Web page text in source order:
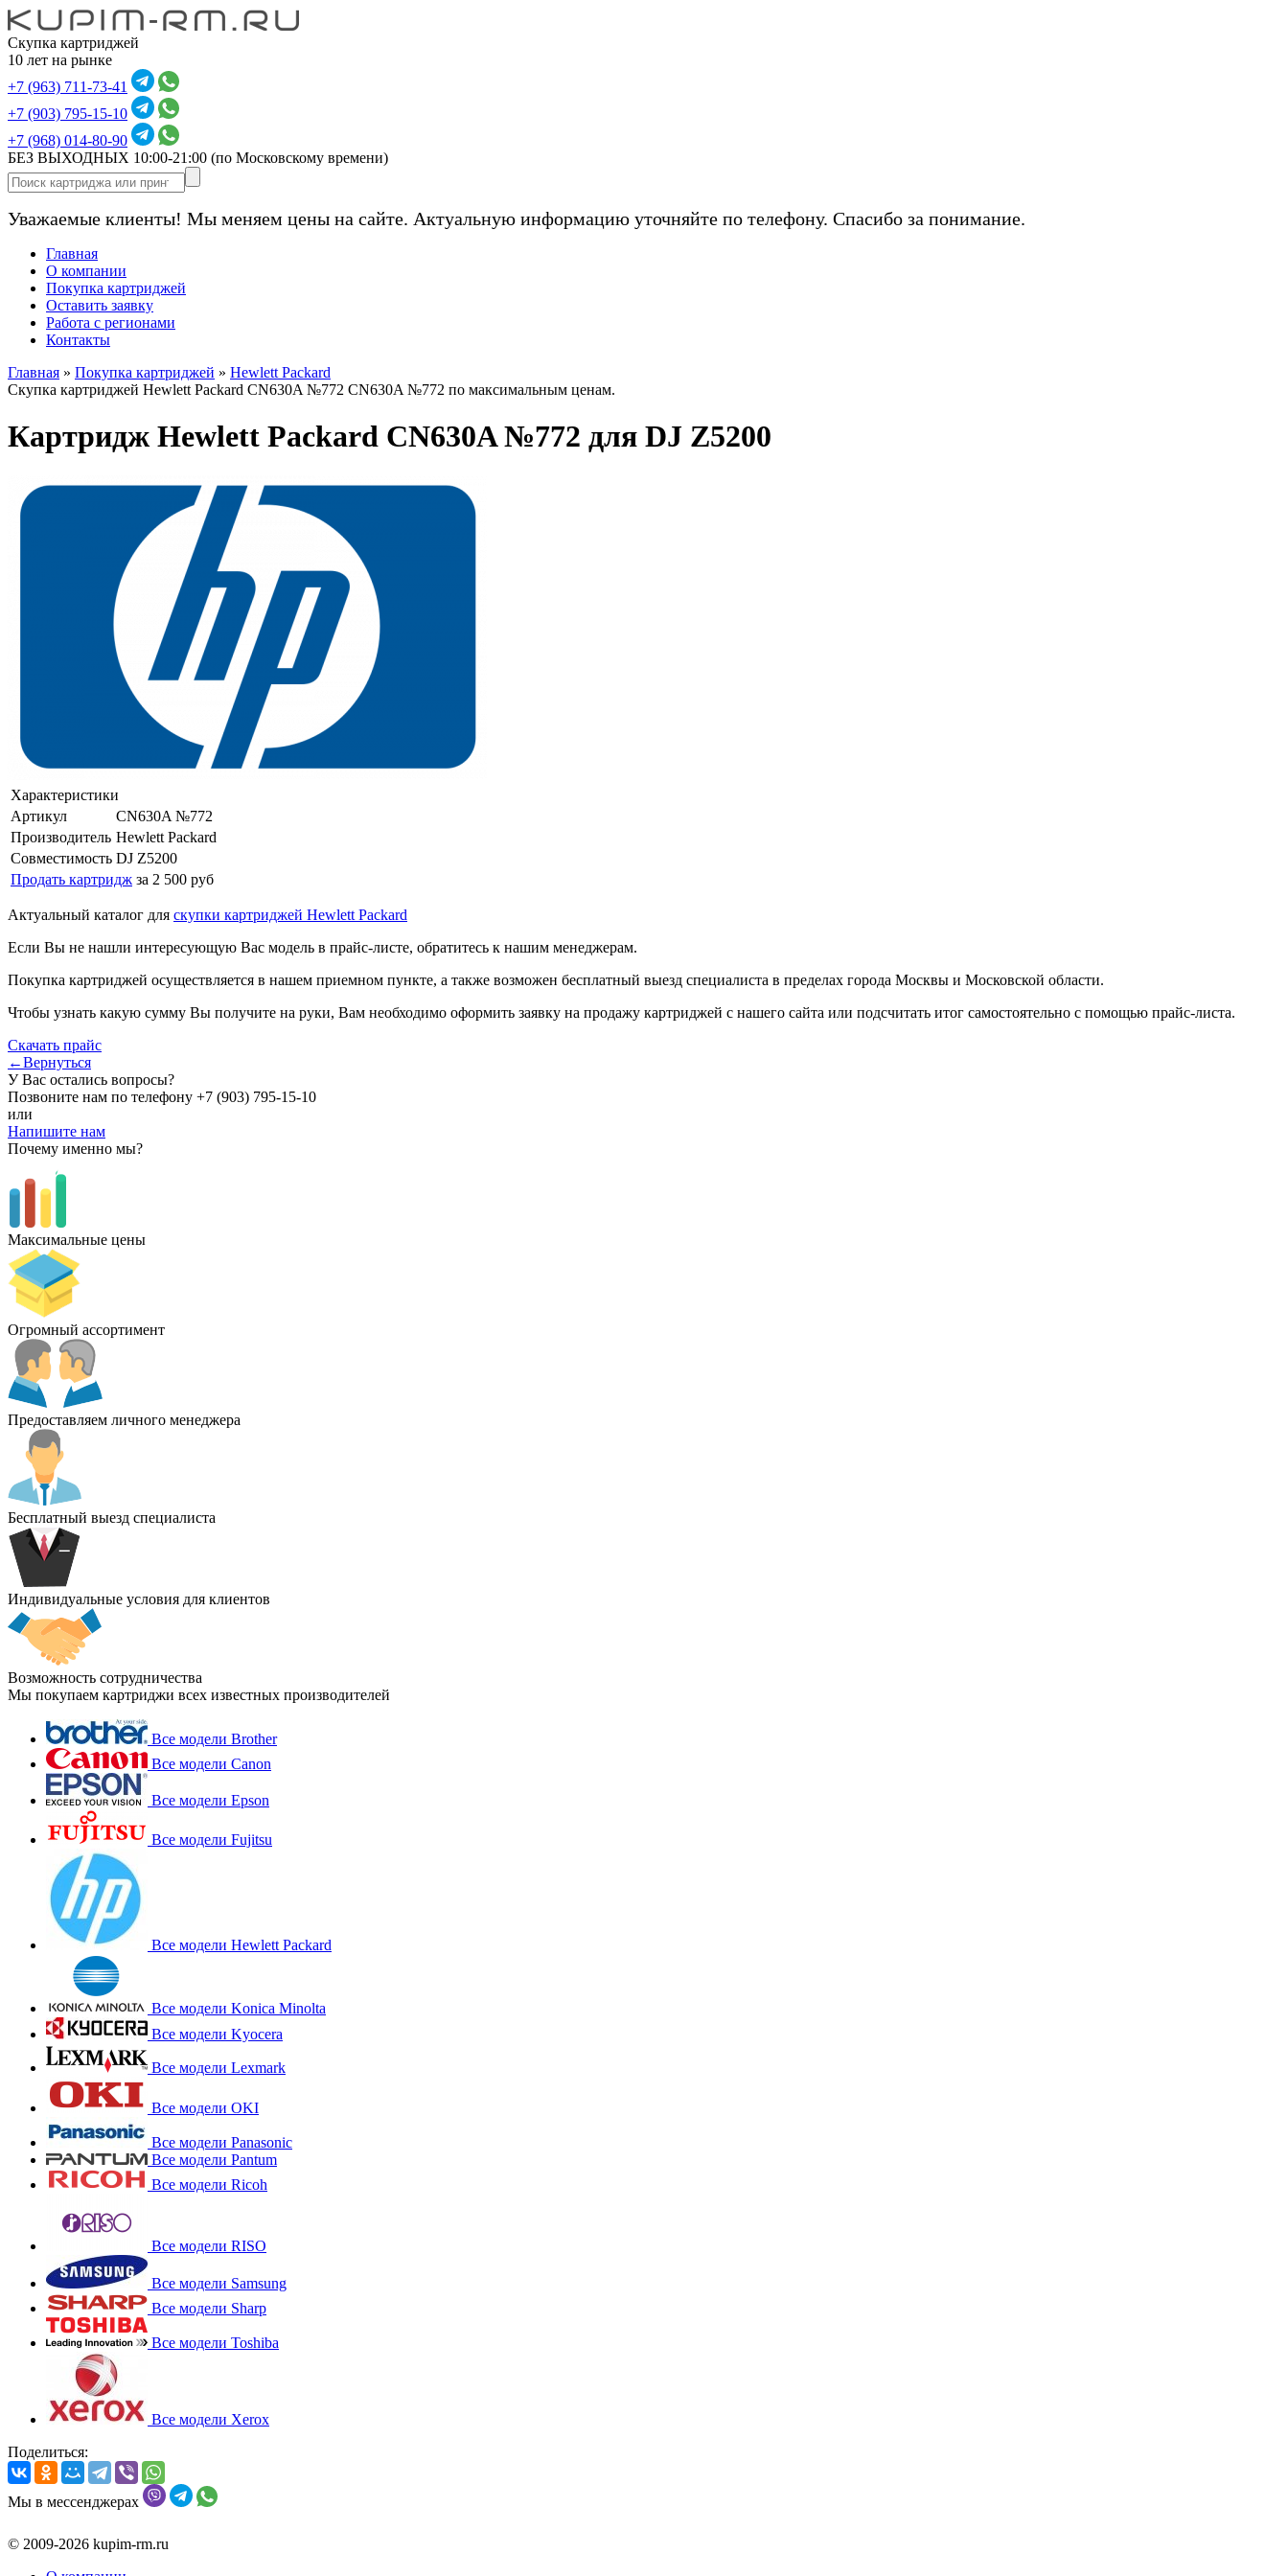
Скупка картриджей
10 лет на рынке
+7 (963) 711-73-41
+7 (903) 795-15-10
+7 (968) 014-80-90
БЕЗ ВЫХОДНЫХ 10:00-21:00 (по Московскому времени)
Уважаемые клиенты! Мы меняем цены на сайте. Актуальную информацию уточняйте по телефону. Спасибо за понимание.
Главная
О компании
Покупка картриджей
Оставить заявку
Работа с регионами
Контакты
Главная » Покупка картриджей » Hewlett Packard
Скупка картриджей Hewlett Packard CN630A №772 CN630A №772 по максимальным ценам.
Картридж Hewlett Packard CN630A №772 для DJ Z5200
Характеристики
Артикул
CN630A №772
Производитель Hewlett Packard
Совместимость DJ Z5200
Продать картридж за 2 500 руб
Актуальный каталог для скупки картриджей Hewlett Packard
Если Вы не нашли интересующую Вас модель в прайс-листе, обратитесь к нашим менеджерам.
Покупка картриджей осуществляется в нашем приемном пункте, а также возможен бесплатный выезд специалиста в пределах города Москвы и Московской области.
Чтобы узнать какую сумму Вы получите на руки, Вам необходимо оформить заявку на продажу картриджей с нашего сайта или подсчитать итог самостоятельно с помощью прайс-листа.
Скачать прайс
←Вернуться
У Вас остались вопросы?
Позвоните нам по телефону +7 (903) 795-15-10
или
Напишите нам
Почему именно мы?
Максимальные цены
Огромный ассортимент
Предоставляем личного менеджера
Бесплатный выезд специалиста
Индивидуальные условия для клиентов
Возможность сотрудничества
Мы покупаем картриджи всех известных производителей
Все модели Brother
Все модели Canon
Все модели Epson
Все модели Fujitsu
Все модели Hewlett Packard
Все модели Konica Minolta
Все модели Kyocera
Все модели Lexmark
Все модели OKI
Все модели Panasonic
Все модели Pantum
Все модели Ricoh
Все модели RISO
Все модели Samsung
Все модели Sharp
Все модели Toshiba
Все модели Xerox
Поделиться:
Мы в мессенджерах
© 2009-2026 kupim-rm.ru